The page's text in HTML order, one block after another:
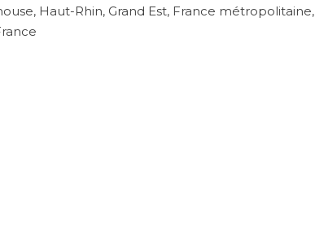
Haut-Rhin, Grand Est, France métropolitaine,